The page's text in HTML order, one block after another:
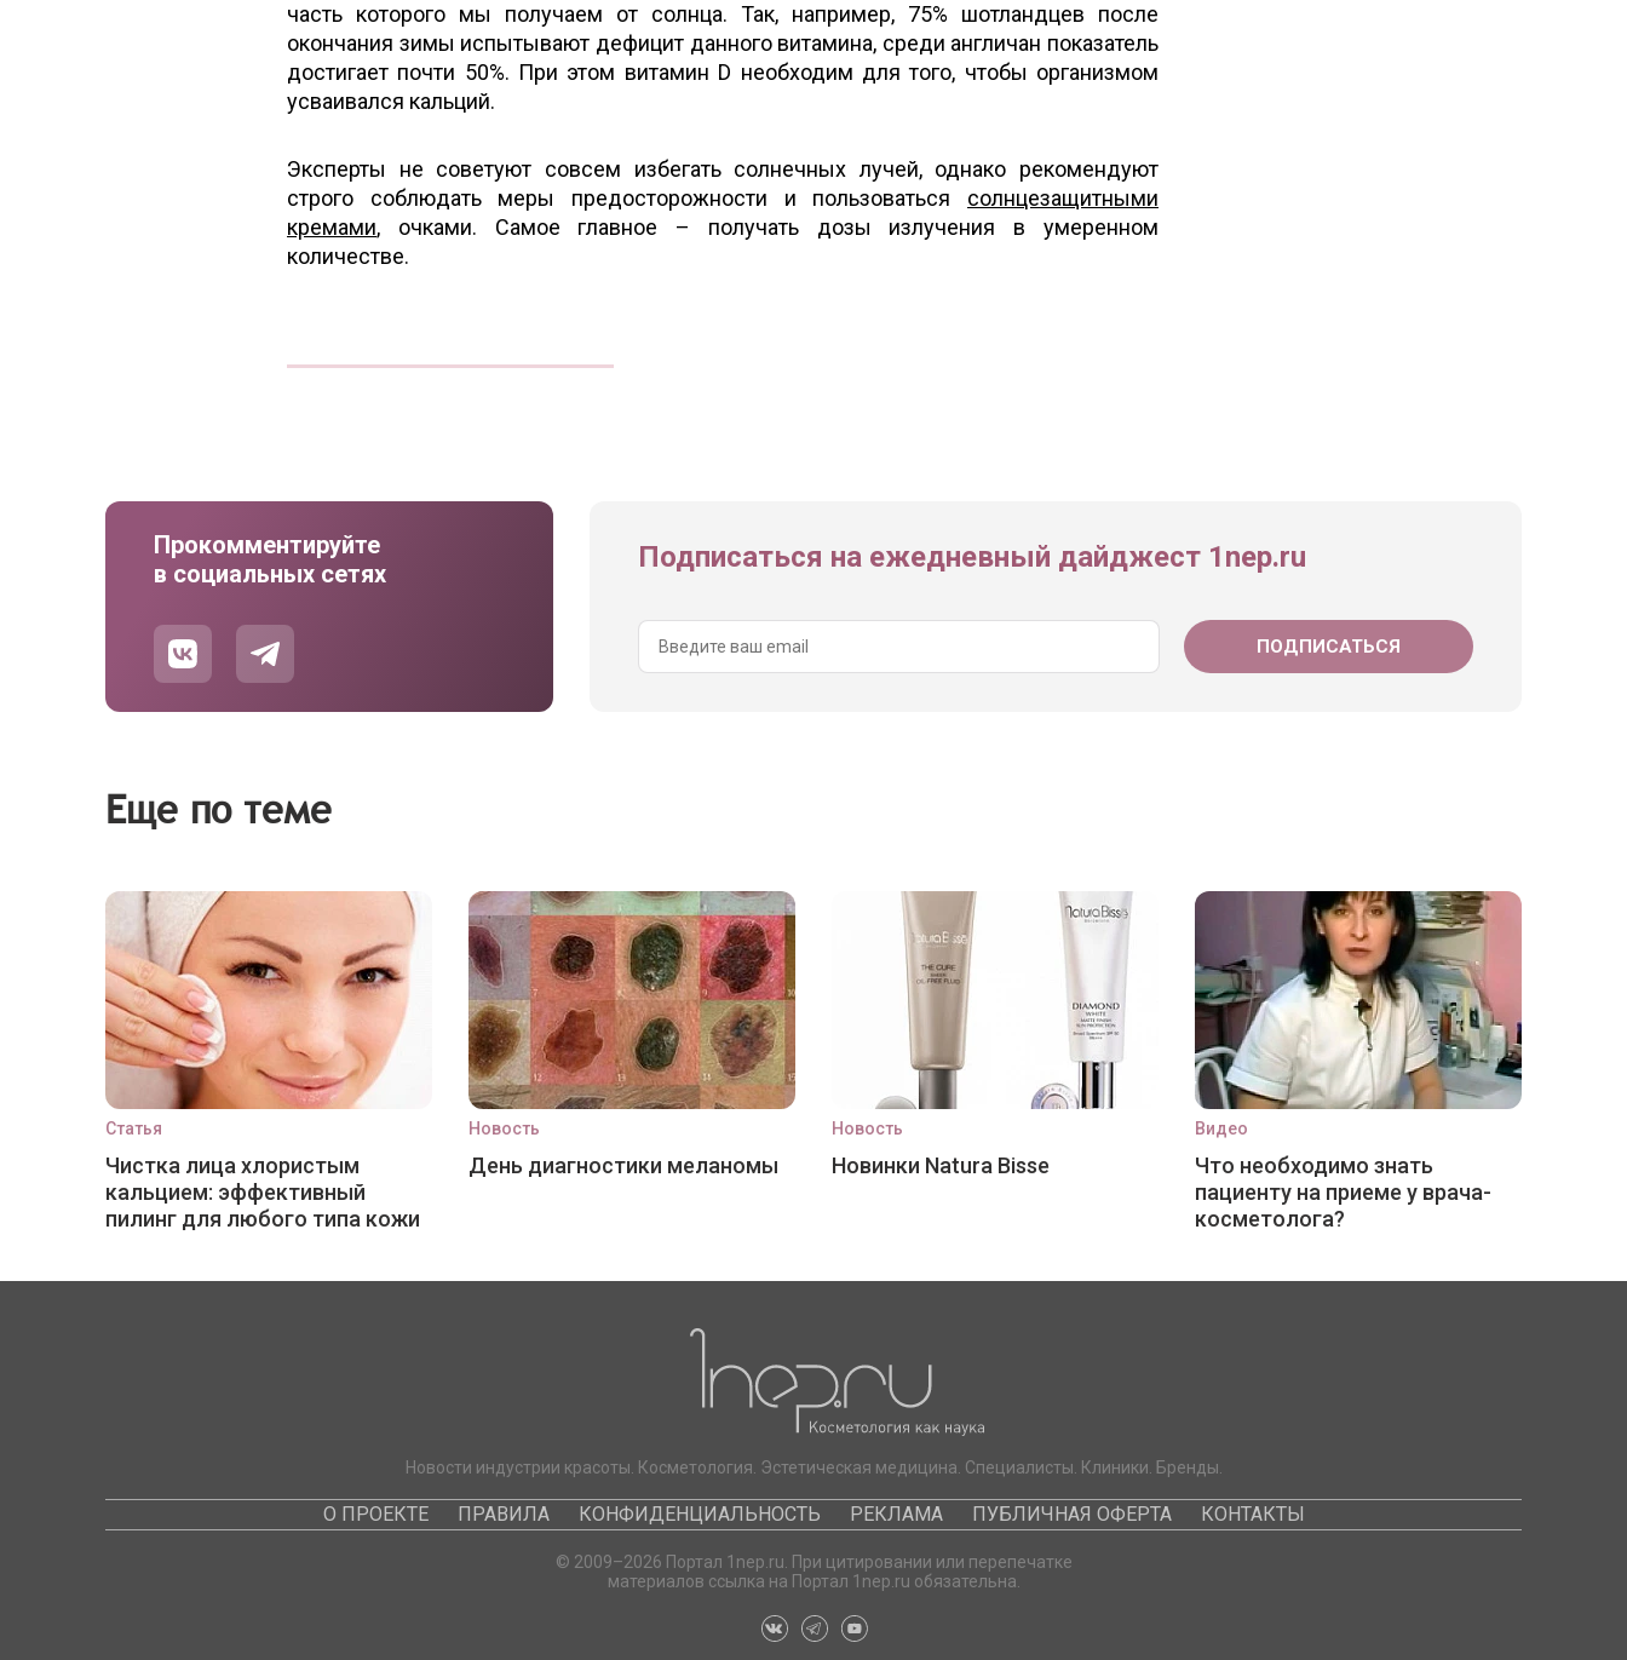
часть которого мы получаем от солнца. Так, например, 75% шотландцев после
окончания зимы испытывают дефицит данного витамина, среди англичан показатель
достигает почти 50%. При этом витамин D необходим для того, чтобы организмом
усваивался кальций.
Эксперты не советуют совсем избегать солнечных лучей, однако рекомендуют
строго соблюдать меры предосторожности и пользоваться солнцезащитными
кремами, очками. Самое главное – получать дозы излучения в умеренном
количестве.
Прокомментируйте
в социальных сетях
Подписаться на ежедневный дайджест 1nep.ru
Еще по теме
Статья
Чистка лица хлористым
кальцием: эффективный
пилинг для любого типа кожи
Новость
День диагностики меланомы
Новость
Новинки Natura Bisse
Видео
Что необходимо знать
пациенту на приеме у врача-
косметолога?
Новости индустрии красоты. Косметология. Эстетическая медицина. Специалисты. Клиники. Бренды.
О ПРОЕКТЕ ПРАВИЛА КОНФИДЕНЦИАЛЬНОСТЬ РЕКЛАМА ПУБЛИЧНАЯ ОФЕРТА КОНТАКТЫ
© 2009–2026 Портал 1nep.ru. При цитировании или перепечатке
материалов ссылка на Портал 1nep.ru обязательна.